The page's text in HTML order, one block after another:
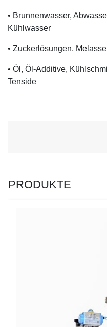
• Brunnenwasser,
Kühlwasser
• Zuckerlösungen,
• Öl, Öl-Additive,
Tenside
PRODUKTE